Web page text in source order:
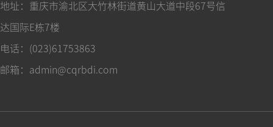
地址：重庆市渝北区大竹林街道黄山大道中段67号信
达国际E栋7楼
电话：(023)61753863
邮箱：admin@cqrbdi.com